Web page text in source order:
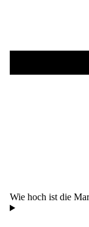
Wie hoch ist die